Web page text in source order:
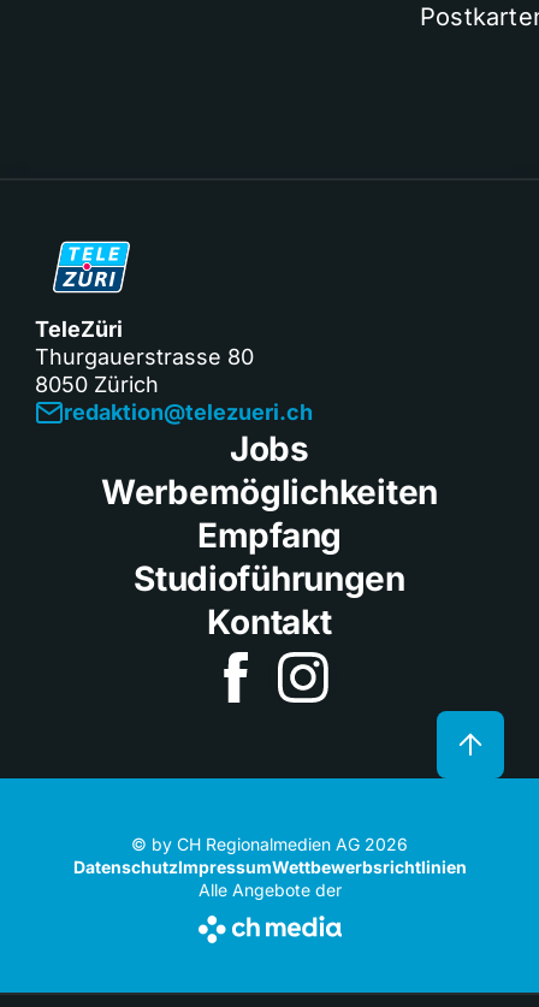
TeleZüri
Thurgauerstrasse 80
8050 Zürich
redaktion@telezueri.ch
Jobs
Werbemöglichkeiten
Empfang
Studioführungen
Kontakt
© by CH Regionalmedien AG 2026
DatenschutzImpressumWettbewerbsrichtlinien
Alle Angebote der